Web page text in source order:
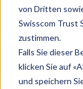
von Dritten
Swisscom Trust
zustimmen.
Falls Sie dieser
klicken Sie auf
und speichern